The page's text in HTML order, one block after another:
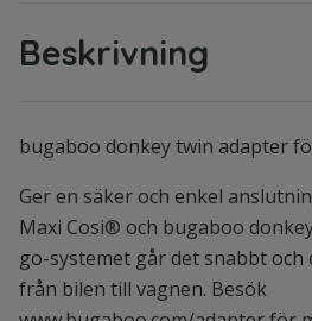
Beskrivning
bugaboo donkey twin adapter
Ger en säker och enkel
Maxi Cosi® och bugaboo
go-systemet går det snabbt
från bilen till vagnen. Besök